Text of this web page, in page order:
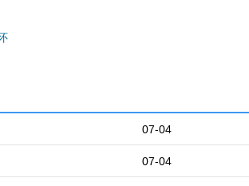
07-04
07-04